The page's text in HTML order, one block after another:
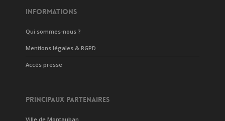
INFORMATIONS
Qui sommes-nous ?
Mentions légales & RGPD
Accès presse
PRINCIPAUX PARTENAIRES
Ville de Montauban